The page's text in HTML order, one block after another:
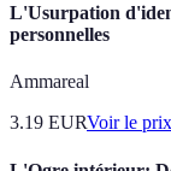
L'Usurpation
personnelles
Ammareal
3.19 EURVoir le prix